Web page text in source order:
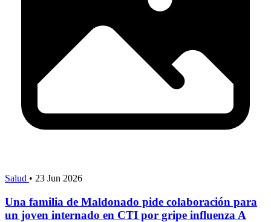
Salud • 23 Jun 2026
Una familia de Maldonado pide colaboración para
un joven internado en CTI por gripe influenza A